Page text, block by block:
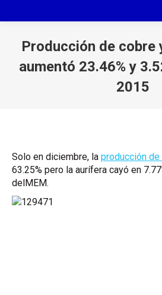
Producción de cobre
aumentó 23.46% y
2015
Solo en diciembre, la producción
63.25% pero la aurífera cayó en
delMEM.